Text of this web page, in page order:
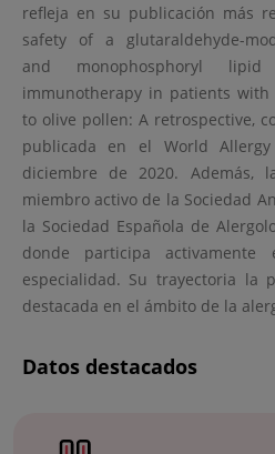
refleja en su publicación más
safety of a glutaraldehyde-
and monophosphoryl lipid
immunotherapy in patients
to olive pollen: A retrospective,
publicada en el World
diciembre de 2020. Además,
miembro activo de la Sociedad
la Sociedad Española de
donde participa
especialidad. Su trayectoria la
destacada en el ámbito de la
Datos destacados